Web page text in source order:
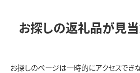
お探しの返礼品が見当
お探しのページは一時的にアクセスでき